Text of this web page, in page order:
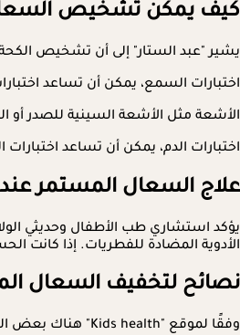
كيف يمكن تشخيص
يشير "عبد الستار" إلى أن تشخيص
اختبارات السمع، يمكن أن تساعد
الأشعة مثل الأشعة السينية للصدر أو
اختبارات الدم، يمكن أن تساعد
علاج السعال المستمر
يؤكد استشاري طب الأطفال وحديثي
الأدوية المضادة للفطريات. إذا كانت
نصائح لتخفيف السعال
وفقًا لموقع "Kids health" هناك بعض النصائح التي قد تساعد في تخفيف السعال المستمر عند الأطفال: